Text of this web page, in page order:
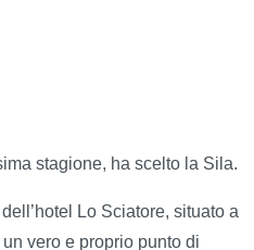
stagione, ha scelto la Sila.
Lo Sciatore, situato a
vero e proprio punto di